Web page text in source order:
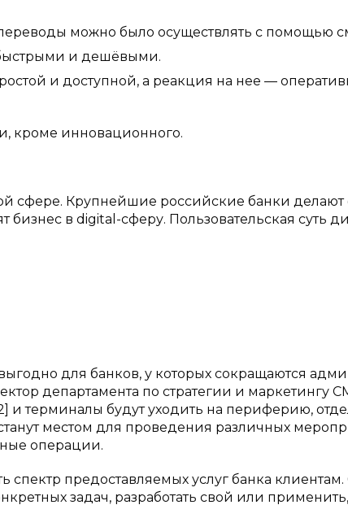
можно было осуществлять с помощью
и дешёвыми.
и доступной, а реакция на нее —
кроме инновационного.
сфере. Крупнейшие российские банки делают
бизнес в digital-сферу. Пользовательская суть
для банков, у которых сокращаются
департамента по стратегии и маркетингу
терминалы будут уходить на периферию,
местом для проведения различных
операции.
предоставляемых услуг банка клиентам.
задач, разработать свой или